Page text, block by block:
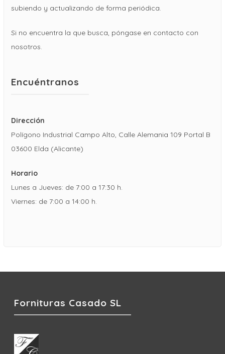
subiendo y actualizando de forma periódica.
Si no encuentra la que busca, póngase en contacto con
nosotros.
Encuéntranos
Dirección
Polígono Industrial Campo Alto, Calle Alemania 109 Portal B
03600 Elda (Alicante)
Horario
Lunes a Jueves: de 7:00 a 17:30 h.
Viernes: de 7:00 a 14:00 h.
Fornituras Casado SL